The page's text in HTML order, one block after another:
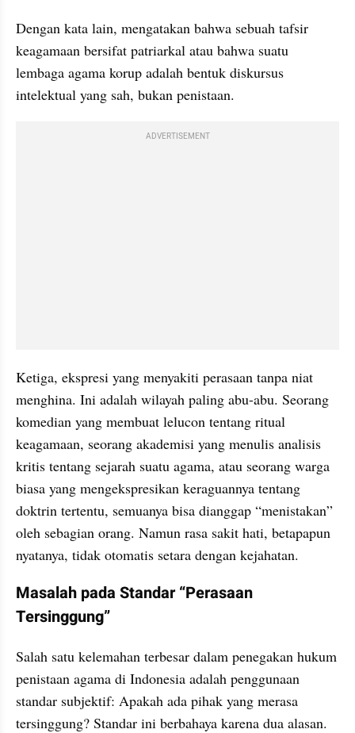
Dengan kata lain, mengatakan bahwa sebuah tafsir
keagamaan bersifat patriarkal atau bahwa suatu
lembaga agama korup adalah bentuk diskursus
intelektual yang sah, bukan penistaan.
ADVERTISEMENT
Ketiga, ekspresi yang menyakiti perasaan tanpa niat
menghina. Ini adalah wilayah paling abu-abu. Seorang
komedian yang membuat lelucon tentang ritual
keagamaan, seorang akademisi yang menulis analisis
kritis tentang sejarah suatu agama, atau seorang warga
biasa yang mengekspresikan keraguannya tentang
doktrin tertentu, semuanya bisa dianggap “menistakan”
oleh sebagian orang. Namun rasa sakit hati, betapapun
nyatanya, tidak otomatis setara dengan kejahatan.
Masalah pada Standar “Perasaan
Tersinggung”
Salah satu kelemahan terbesar dalam penegakan hukum
penistaan agama di Indonesia adalah penggunaan
standar subjektif: Apakah ada pihak yang merasa
tersinggung? Standar ini berbahaya karena dua alasan.